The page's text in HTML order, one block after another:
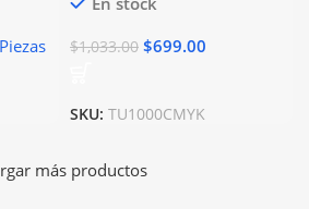
$1,033.00 $699.00
SKU: TU1000CMYK
más productos